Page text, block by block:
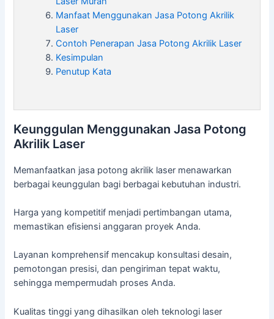
Manfaat Menggunakan Jasa Potong Akrilik
Laser
Contoh Penerapan Jasa Potong Akrilik Laser
Kesimpulan
Penutup Kata
Keunggulan Menggunakan Jasa Potong
Akrilik Laser
Memanfaatkan jasa potong akrilik laser menawarkan
berbagai keunggulan bagi berbagai kebutuhan industri.
Harga yang kompetitif menjadi pertimbangan utama,
memastikan efisiensi anggaran proyek Anda.
Layanan komprehensif mencakup konsultasi desain,
pemotongan presisi, dan pengiriman tepat waktu,
sehingga mempermudah proses Anda.
Kualitas tinggi yang dihasilkan oleh teknologi laser